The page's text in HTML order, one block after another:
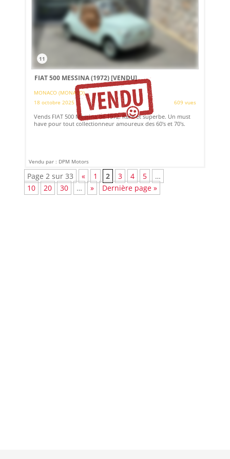
11
FIAT 500 MESSINA (1972)[VENDU]
MONACO (MONACO)
18 octobre 2025
609 vues
Vends FIAT 500 Messina de 1972. Rare et superbe. Un must
have pour tout collectionneur amoureux des 60's et 70's.
Vendu par : DPM Motors
Page 2 sur 33 « 1 2 3 4 5
…
10
20 30 … » Dernière page »